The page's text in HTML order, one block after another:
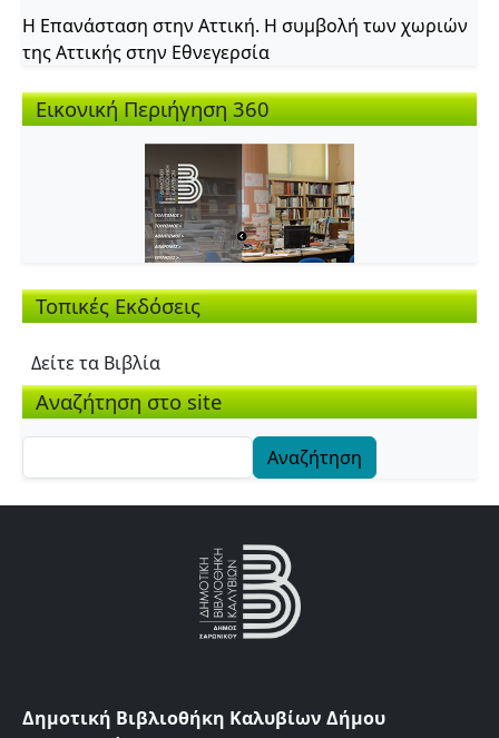
Η Επανάσταση στην Αττική. Η συμβολή των χωριών
της Αττικής στην Εθνεγερσία
Εικονική Περιήγηση 360
Τοπικές Εκδόσεις
Δείτε τα Βιβλία
Αναζήτηση στο site
Αναζήτηση
Δημοτική Βιβλιοθήκη Καλυβίων Δήμου